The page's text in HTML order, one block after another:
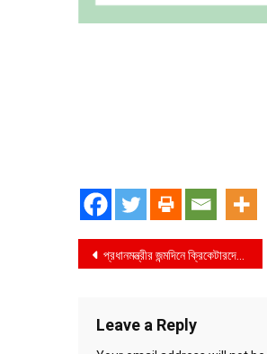
Post
প্রধানমন্ত্রীর জন্মদিনে ক্রিকেটারদের শুভেচ্ছা
Leave a Reply